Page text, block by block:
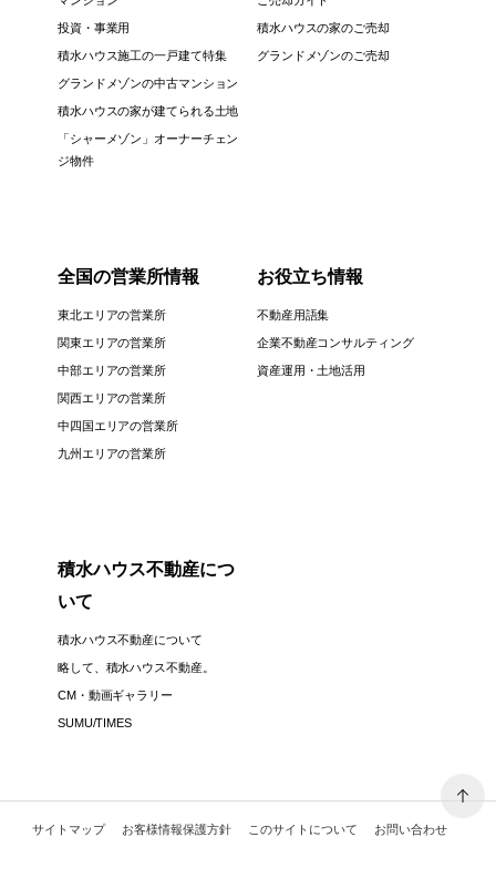
投資・事業用
積水ハウス施工の一戸建て特集
グランドメゾンの中古マンション
積水ハウスの家が建てられる土地
「シャーメゾン」オーナーチェン
ジ物件
積水ハウスの家のご売却
グランドメゾンのご売却
全国の営業所情報
東北エリアの営業所
関東エリアの営業所
中部エリアの営業所
関西エリアの営業所
中四国エリアの営業所
九州エリアの営業所
お役立ち情報
不動産用語集
企業不動産コンサルティング
資産運用・土地活用
積水ハウス不動産につ
いて
積水ハウス不動産について
略して、積水ハウス不動産。
CM・動画ギャラリー
SUMU/TIMES
サイトマップ お客様情報保護方針 このサイトについて お問い合わせ